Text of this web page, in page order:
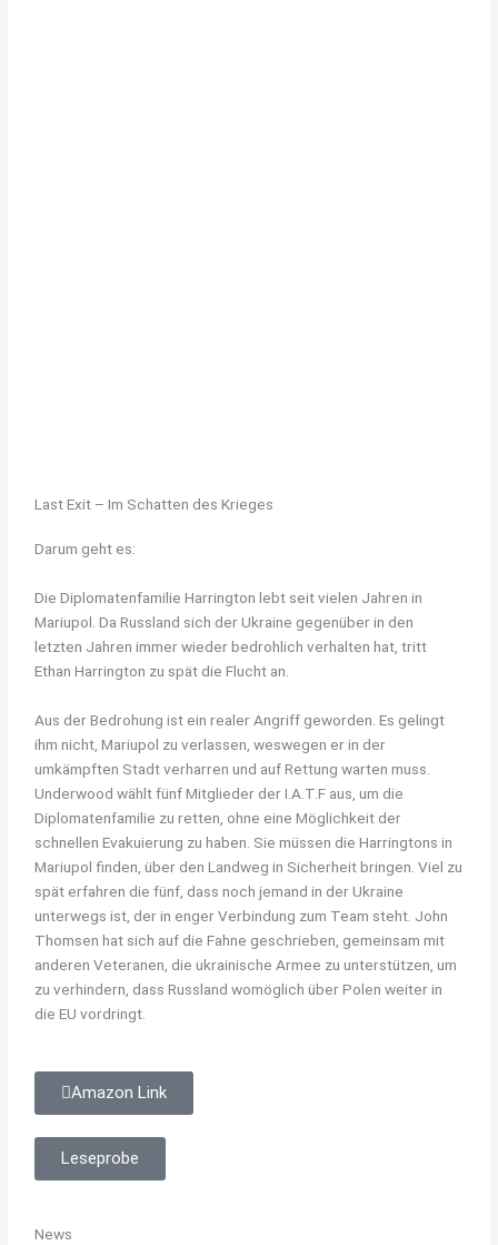
Last Exit – Im Schatten des Krieges
Darum geht es:
Die Diplomatenfamilie Harrington lebt seit vielen Jahren in
Mariupol. Da Russland sich der Ukraine gegenüber in den
letzten Jahren immer wieder bedrohlich verhalten hat, tritt
Ethan Harrington zu spät die Flucht an.
Aus der Bedrohung ist ein realer Angriff geworden. Es gelingt
ihm nicht, Mariupol zu verlassen, weswegen er in der
umkämpften Stadt verharren und auf Rettung warten muss.
Underwood wählt fünf Mitglieder der I.A.T.F aus, um die
Diplomatenfamilie zu retten, ohne eine Möglichkeit der
schnellen Evakuierung zu haben. Sie müssen die Harringtons in
Mariupol finden, über den Landweg in Sicherheit bringen. Viel zu
spät erfahren die fünf, dass noch jemand in der Ukraine
unterwegs ist, der in enger Verbindung zum Team steht. John
Thomsen hat sich auf die Fahne geschrieben, gemeinsam mit
anderen Veteranen, die ukrainische Armee zu unterstützen, um
zu verhindern, dass Russland womöglich über Polen weiter in
die EU vordringt.
Amazon Link
Leseprobe
News